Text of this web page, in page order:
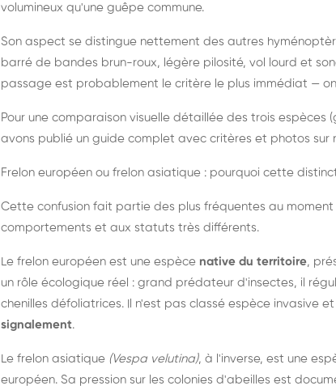
volumineux qu'une guêpe commune.
Son aspect se distingue nettement des autres
barré de bandes brun-roux, légère pilosité, vol lourd et
passage est probablement le critère le plus immédiat —
Pour une comparaison visuelle détaillée des trois espèces
avons publié un guide complet avec critères et photos sur
Frelon européen ou frelon asiatique : pourquoi cette
Cette confusion fait partie des plus fréquentes au
comportements et aux statuts très différents.
Le frelon européen est une espèce native du territoire,
un rôle écologique réel : grand prédateur d'insectes, il
chenilles défoliatrices. Il n'est pas classé espèce invasive
signalement.
Le frelon asiatique (Vespa velutina), à l'inverse, est une
européen. Sa pression sur les colonies d'abeilles est